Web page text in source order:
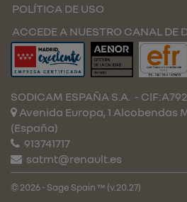
POLÍTICA DE USO
ACCEDE A NUESTRO CANAL DE
SODICAM ESPAÑA S.A. -
Avenida Europa, 1 Alcobendas
(España)
913741717
satmt@renault.es
© 2026 - Sage Spain ™ (v.20.27)